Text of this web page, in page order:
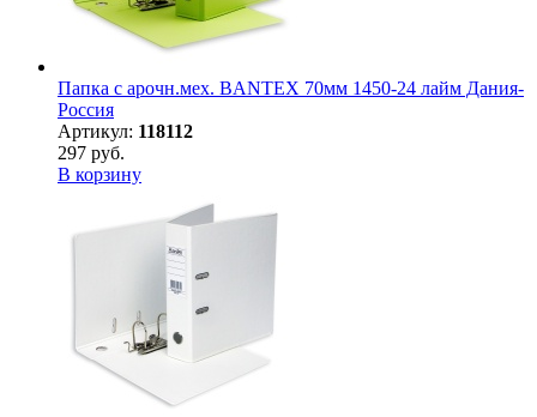
Папка с арочн.мех. BANTEX 70мм 1450-24 лайм Дания-
Россия
Артикул: 118112
297 руб.
В корзину